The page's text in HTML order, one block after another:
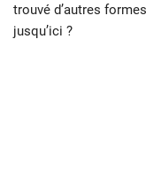
trouvé d’autres
jusqu’ici ?